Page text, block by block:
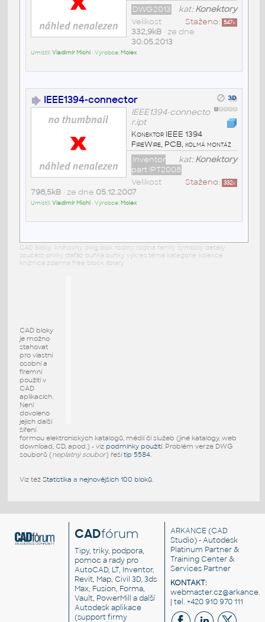
kat:Konektory
DWG2013
Staženo: 547x
Velikost
332,9kB• ze dne
30.05.2013
Umístil:Vladimír Michl • Výrobce: Molex
IEEE1394-connector
IEEE1394-connecto
r.ipt
Konektor IEEE 1394
FireWire, PCB, kolmá montáž
kat:Konektory
Inventor
part IPT2008
Staženo: 332x
Velikost
798,5kB• ze dne 05.12.2007
Umístil:Vladimír Michl • Výrobce: Molex
CAD bloky: knihovny dwg blok rodiny rodina family symboly detaily
součásti prvky stafáž buňka buňky výkres téma kategorie kolekce
knižnica zdarma free block library
CAD bloky
je možno
stahovat
pro vlastní
osobní a
firemní
použití v
CAD
aplikacích.
Není
dovoleno
jejich další
šíření
formou elektronických katalogů, médií či služeb (jiné katalogy, web
download, CD, apod.) - viz podmínky použití. Problém verze DWG
souborů (neplatný soubor) řešítip 5584.
Viz též Statistika a nejnovějších 100 bloků.
CADfórum
Tipy, triky, podpora,
pomoc a rady pro
AutoCAD, LT, Inventor,
Revit, Map, Civil 3D, 3ds
Max, Fusion, Forma,
Vault, PowerMill a další
Autodesk aplikace
(support firmy
ARKANCE (CAD
Studio) - Autodesk
Platinum Partner &
Training Center &
Services Partner
KONTAKT:
| tel. +420 910 970 111